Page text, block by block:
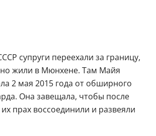
супруги переехали за границу,
жили в Мюнхене. Там Майя
2 мая 2015 года от обширного
Она завещала, чтобы после
прах воссоединили и развеяли